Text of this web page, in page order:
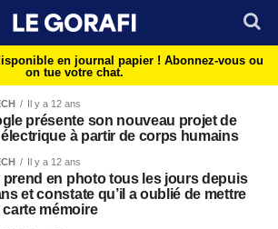
en journal papier ! Abonnez-vous ou
on tue votre chat.
Il y a 12 ans
présente son nouveau projet de
à partir de corps humains
Il y a 12 ans
prend en photo tous les jours depuis
et constate qu’il a oublié de mettre
carte mémoire